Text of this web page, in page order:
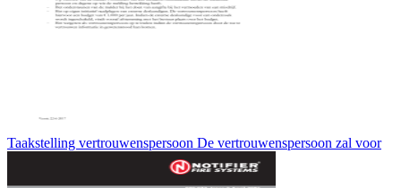
Taakstelling vertrouwenspersoon De vertrouwenspersoon zal voor